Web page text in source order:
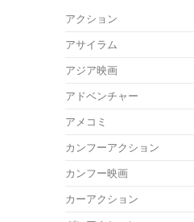
アクション
アサイラム
アジア映画
アドベンチャー
アメコミ
カンフーアクション
カンフー映画
カーアクション